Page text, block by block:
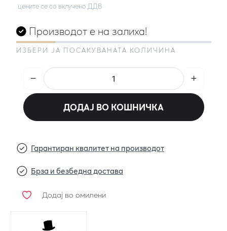
цените се со вклучено ДДВ
Производот е на залиха!
ИЗБЕРИ ЈА ПОСАКУВАНАТА КОЛИЧИНА
ДОДАЈ ВО КОШНИЧКА
Гарантиран квалитет на производот
Брза и безбедна достава
Додај во омилени